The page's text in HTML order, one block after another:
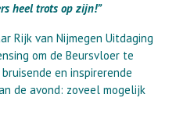
heel trots op zijn!”
Rijk van Nijmegen Uitdaging
om de Beursvloer te
en inspirerende
de avond: zoveel mogelijk